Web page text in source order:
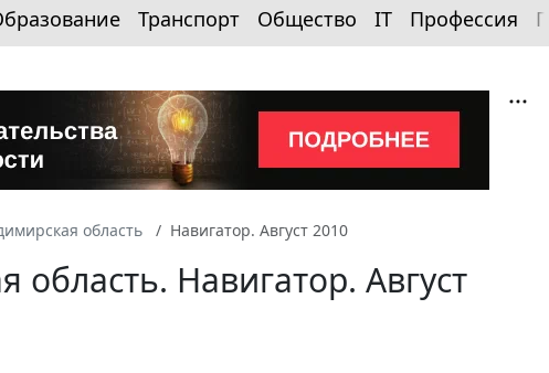
Транспорт Общество IT Профессия
область Навигатор. Август 2010
Навигатор. Август